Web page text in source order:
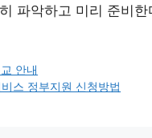
파악하고 미리 준비
안내
스 정부지원 신청방법